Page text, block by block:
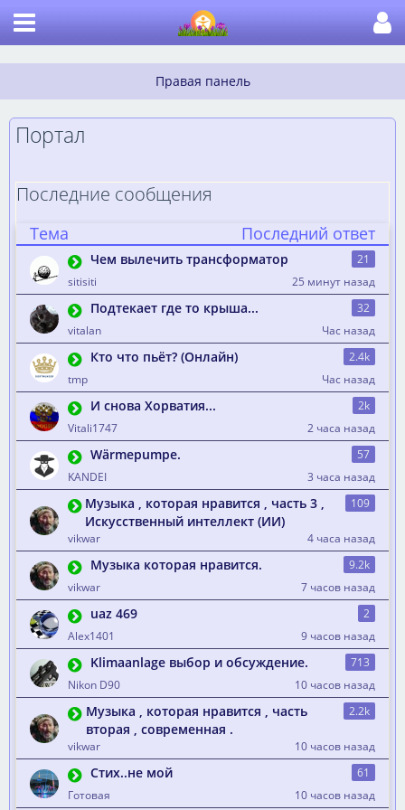
Портал
Последние сообщения
Тема Последний ответ
Чем вылечить трансформатор
21
sitisiti
25 минут назад
Подтекает где то крыша...
32
vitalan
Час назад
Кто что пьёт? (Онлaйн)
2.4k
tmp
Час назад
И снова Хорватия...
2k
Vitali1747
2 часа назад
​Wärmepumpe.
57
KANDEI
3 часа назад
Музыка , которая нравится , часть 3 ,
Искусственный интеллект (ИИ)
109
vikwar 4 часа назад
Музыка которая нравится.
9.2k
vikwar
7 часов назад
uaz 469
2
Alex1401
9 часов назад
Klimaanlage выбор и обсуждение.
713
Nikon D90
10 часов назад
Музыка , которая нравится , часть
вторая , современная .
2.2k
vikwar 10 часов назад
Стих..не мой
61
Готовая
10 часов назад